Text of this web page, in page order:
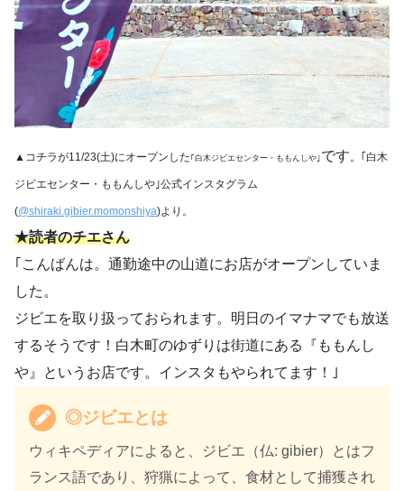
▲コチラが11/23(土)にオープンした ｢白木ジビエセンター・ももんしや｣ です 。｢白木
ジビエセンター・ももんしや｣公式インスタグラム
(@shiraki.gibier.momonshiya)より。
★読者のチエさん
｢こんばんは。通勤途中の山道にお店がオープンしていま
した。
ジビエを取り扱っておられます。明日のイマナマでも放送
するそうです！白木町のゆずりは街道にある『ももんし
や』というお店です。インスタもやられてます！｣
◎ジビエとは
ウィキペディアによると、ジビエ（仏: gibier）とはフ
ランス語であり、狩猟によって、食材として捕獲され